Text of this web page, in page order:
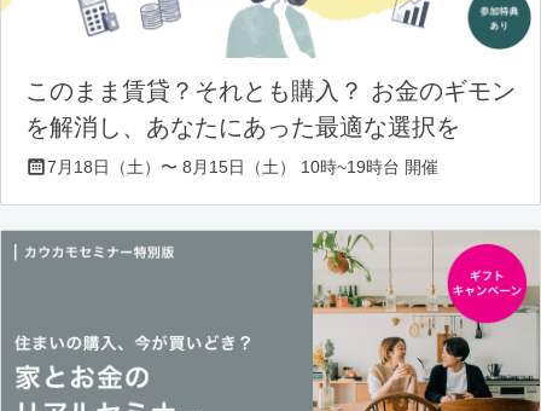
このまま賃貸？それとも購入？ お金のギモン
を解消し、あなたにあった最適な選択を
7月18日（土）〜 8月15日（土） 10時~19時台 開催